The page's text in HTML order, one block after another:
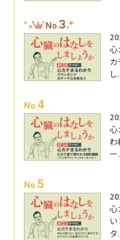
No.3
心
し
No.4
心
ー
No.5
心
タ